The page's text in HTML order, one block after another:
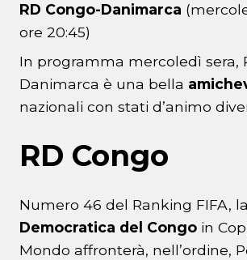
RD Congo-Danimarca
ore 20:45)
In programma mercoledì sera,
Danimarca è una bella
nazionali con stati d’animo
RD Congo
Numero 46 del Ranking FIFA, la
Democratica del Congo in
Mondo affronterà, nell’ordine,